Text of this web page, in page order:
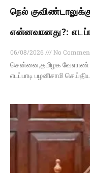
நெல்
என்னவானது?:
06/08/2026
No
சென்னை,தமிழக வேளாண்
எடப்பாடி பழனிசாமி